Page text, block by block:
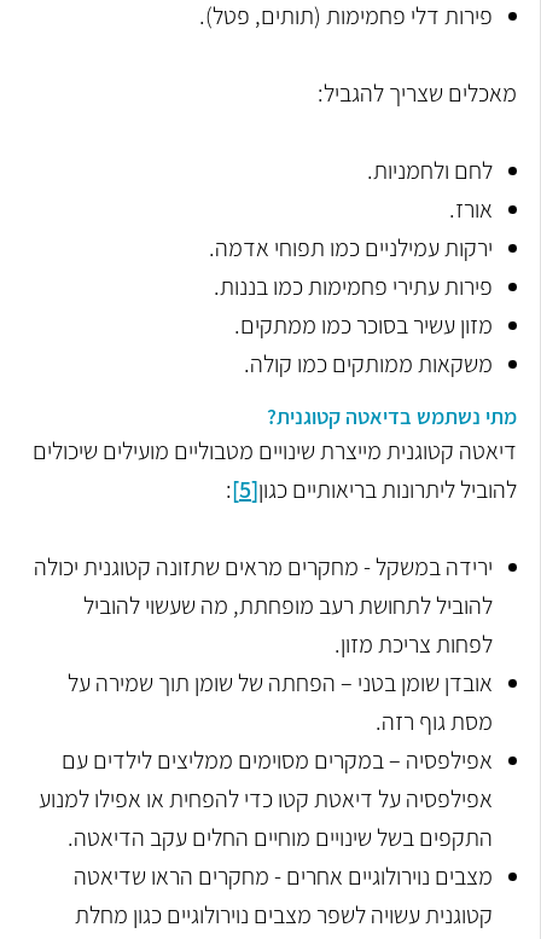
פירות דלי פחמימות (תותים, פטל).
מאכלים שצריך להגביל:
לחם ולחמניות.
אורז.
ירקות עמילניים כמו תפוחי אדמה.
פירות עתירי פחמימות כמו בננות.
מזון עשיר בסוכר כמו ממתקים.
משקאות ממותקים כמו קולה.
מתי נשתמש בדיאטה קטוגנית?
דיאטה קטוגנית מייצרת שינויים מטבוליים מועילים שיכולים
להוביל ליתרונות בריאותיים כגון[5]
:
ירידה במשקל - מחקרים מראים שתזונה קטוגנית יכולה
להוביל לתחושת רעב מופחתת, מה שעשוי להוביל
לפחות צריכת מזון.
אובדן שומן בטני – הפחתה של שומן תוך שמירה על
מסת גוף רזה.
אפילפסיה – במקרים מסוימים ממליצים לילדים עם
אפילפסיה על דיאטת קטו כדי להפחית או אפילו למנוע
התקפים בשל שינויים מוחיים החלים עקב הדיאטה.
מצבים נוירולוגיים אחרים - מחקרים הראו שדיאטה
קטוגנית עשויה לשפר מצבים נוירולוגיים כגון מחלת